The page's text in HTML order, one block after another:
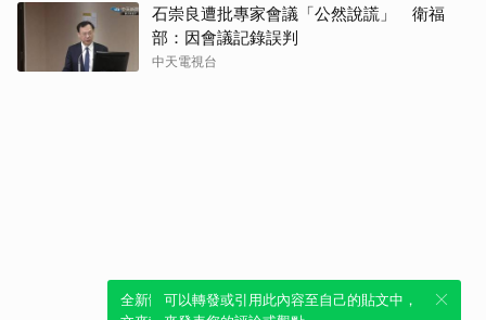
石崇良遭批專家會議「公然說謊」 衛福
部：因會議記錄誤判
中天電視台
全新體驗！一鍵引用此內容，透過發布貼
可以轉發或引用此內容至自己的貼文中，